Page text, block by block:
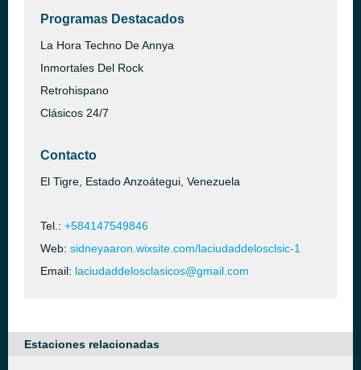
Programas Destacados
La Hora Techno De Annya
Inmortales Del Rock
Retrohispano
Clásicos 24/7
Contacto
El Tigre, Estado Anzoátegui, Venezuela
Tel.: +584147549846
Web: sidneyaaron.wixsite.com/laciudaddelosclsic-1
Email: laciudaddelosclasicos@gmail.com
Estaciones relacionadas